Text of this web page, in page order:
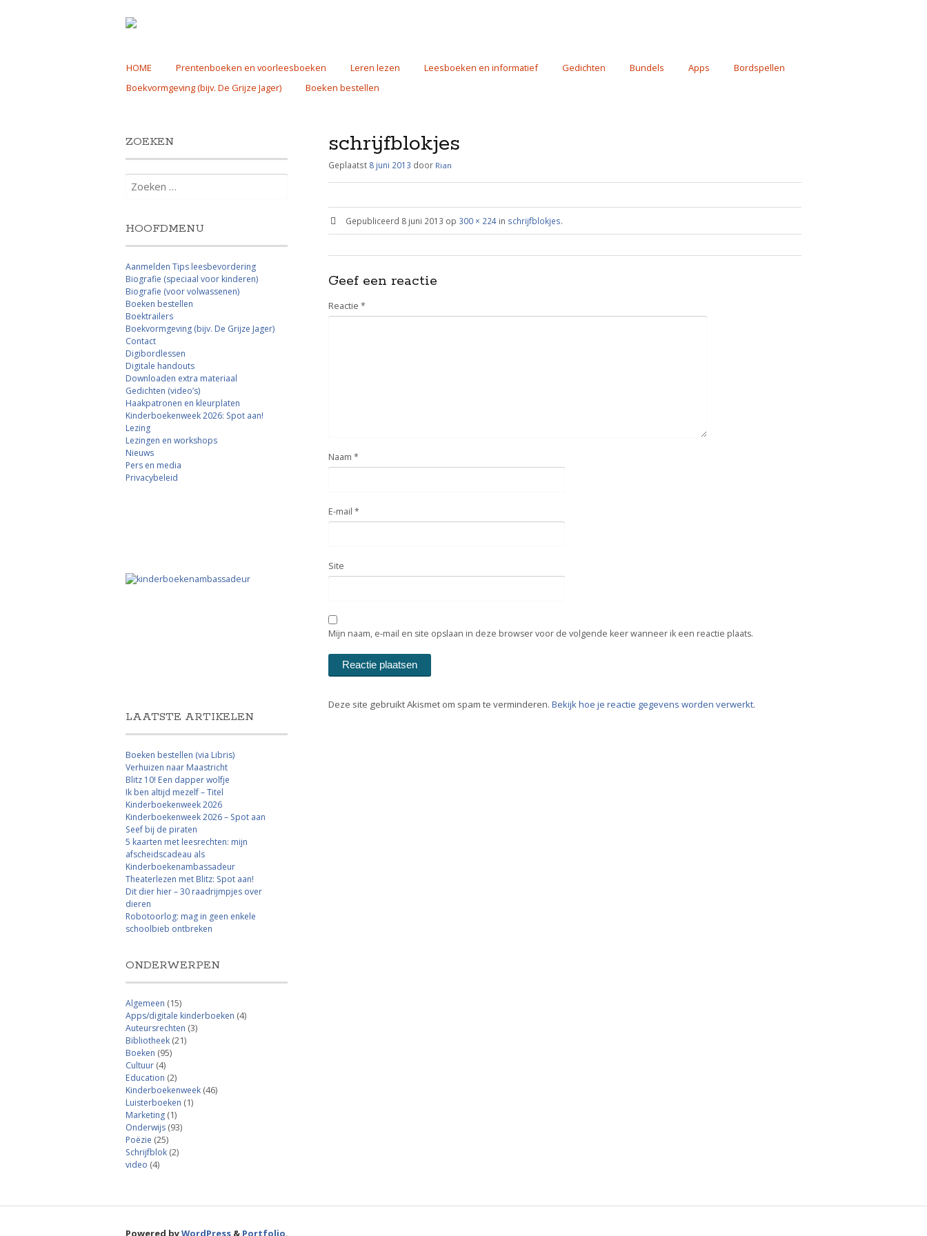
Skip
to
content
HOME Prentenboeken en voorleesboeken Leren lezen Leesboeken en informatief Gedichten Bundels Apps
Bordspellen
Boekvormgeving (bijv. De Grijze Jager)
Boeken bestellen
schrijfblokjes
Geplaatst 8 juni 2013 door Rian
Gepubliceerd 8 juni 2013 op 300 × 224in schrijfblokjes.
Geef een reactie
Reactie *
Naam *
E-mail *
Site
Mijn naam, e-mail en site opslaan in deze browser voor de volgende keer wanneer ik een reactie plaats.
Deze site gebruikt Akismet om spam te verminderen. Bekijk hoe je reactie gegevens worden verwerkt.
ZOEKEN
naar:
HOOFDMENU
Aanmelden Tips leesbevordering
Biografie (speciaal voor kinderen)
Biografie (voor volwassenen)
Boeken bestellen
Boektrailers
Boekvormgeving (bijv. De Grijze Jager)
Contact
Digibordlessen
Digitale handouts
Downloaden extra materiaal
Gedichten (video’s)
Haakpatronen en kleurplaten
Kinderboekenweek 2026: Spot aan!
Lezing
Lezingen en workshops
Nieuws
Pers en media
Privacybeleid
LAATSTE ARTIKELEN
Boeken bestellen (via Libris)
Verhuizen naar Maastricht
Blitz 10! Een dapper wolfje
Ik ben altijd mezelf – Titel
Kinderboekenweek 2026
Kinderboekenweek 2026 – Spot aan
Seef bij de piraten
5 kaarten met leesrechten: mijn
afscheidscadeau als
Kinderboekenambassadeur
Theaterlezen met Blitz: Spot aan!
Dit dier hier – 30 raadrijmpjes over
dieren
Robotoorlog: mag in geen enkele
schoolbieb ontbreken
ONDERWERPEN
Algemeen (15)
Apps/digitale kinderboeken (4)
Auteursrechten (3)
Bibliotheek (21)
Boeken (95)
Cultuur (4)
Education (2)
Kinderboekenweek (46)
Luisterboeken (1)
Marketing (1)
Onderwijs (93)
Poëzie (25)
Schrijfblok (2)
video (4)
Powered byWordPress & Portfolio.